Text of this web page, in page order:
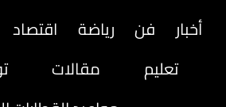
أخبار فن رياضة اقتصاد
تعليم
مقالات